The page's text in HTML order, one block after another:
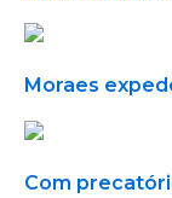
Moraes
Com